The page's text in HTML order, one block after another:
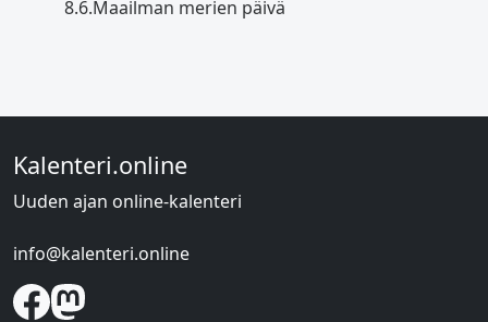
8.6.Maailman merien päivä
Kalenteri.online
Uuden ajan online-kalenteri
info@kalenteri.online